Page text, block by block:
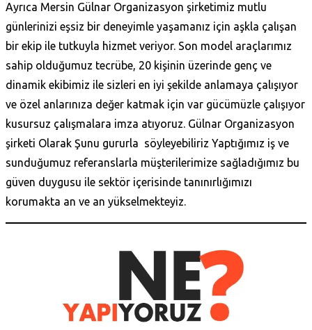
Ayrıca Mersin Gülnar Organizasyon şirketimiz mutlu
günlerinizi eşsiz bir deneyimle yaşamanız için aşkla çalışan
bir ekip ile tutkuyla hizmet veriyor. Son model araçlarımız
sahip olduğumuz tecrübe, 20 kişinin üzerinde genç ve
dinamik ekibimiz ile sizleri en iyi şekilde anlamaya çalışıyor
ve özel anlarınıza değer katmak için var gücümüzle çalışıyor
kusursuz çalışmalara imza atıyoruz. Gülnar Organizasyon
şirketi Olarak Şunu gururla söyleyebiliriz Yaptığımız iş ve
sunduğumuz referanslarla müşterilerimize sağladığımız bu
güven duygusu ile sektör içerisinde tanınırlığımızı
korumakta an ve an yükselmekteyiz.